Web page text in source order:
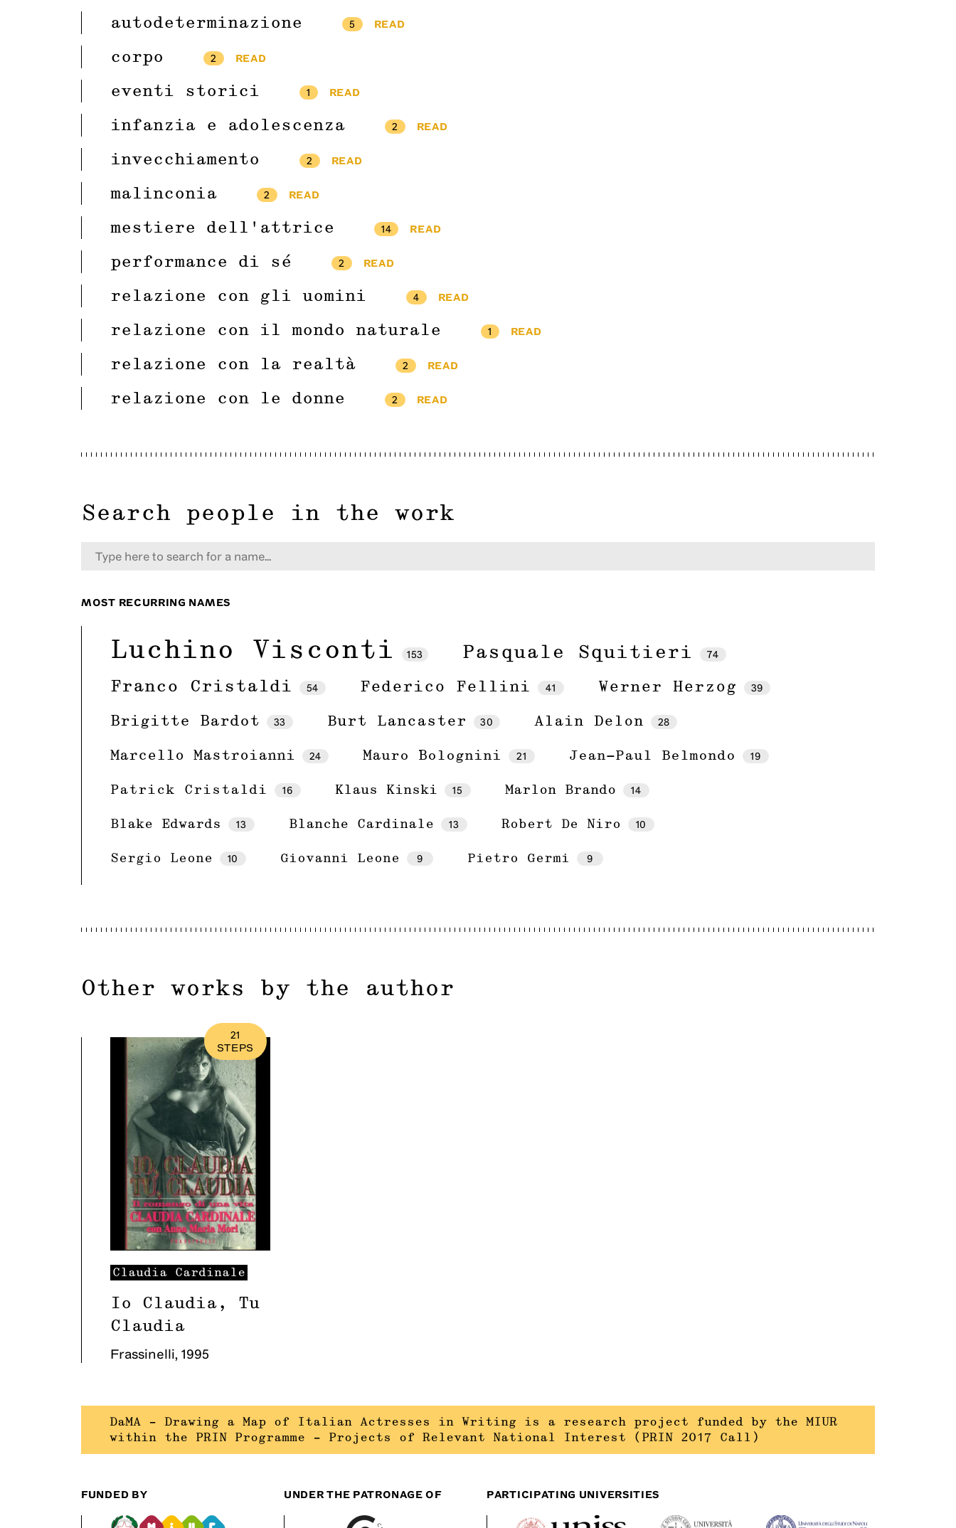
autodeterminazione 5 READ
corpo 2 READ
eventi storici 1 READ
infanzia e adolescenza 2 READ
invecchiamento 2 READ
malinconia 2 READ
mestiere dell’attrice 14 READ
performance di sé 2 READ
relazione con gli uomini 4 READ
relazione con il mondo naturale 1 READ
relazione con la realtà 2 READ
relazione con le donne 2 READ
Search people in the work
MOST RECURRING NAMES
Luchino Visconti 153 Pasquale Squitieri 74
Franco Cristaldi 54 Federico Fellini 41 Werner Herzog 39
Brigitte Bardot 33 Burt Lancaster 30 Alain Delon 28
Marcello Mastroianni 24 Mauro Bolognini 21 Jean-Paul Belmondo 19
Patrick Cristaldi 16 Klaus Kinski 15 Marlon Brando 14
Blake Edwards 13 Blanche Cardinale 13 Robert De Niro 10
Sergio Leone 10 Giovanni Leone 9 Pietro Germi 9
Other works by the author
21
STEPS
Claudia Cardinale
Io Claudia, Tu
Claudia
Frassinelli, 1995
DaMA – Drawing a Map of Italian Actresses in Writing is a research project funded by the MIUR
within the PRIN Programme – Projects of Relevant National Interest (PRIN 2017 Call)
FUNDED BY UNDER THE PATRONAGE OF PARTICIPATING UNIVERSITIES